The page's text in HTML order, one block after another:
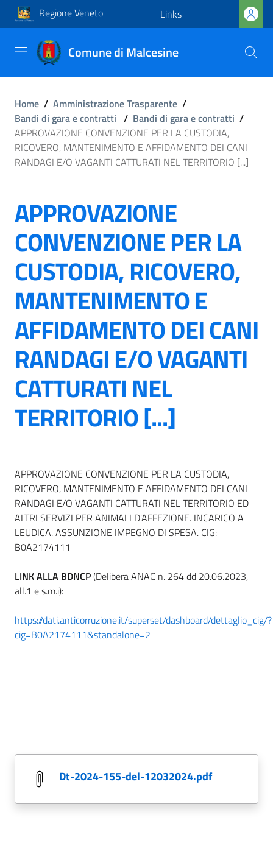
Regione Veneto Links
Comune di Malcesine
Home / Amministrazione Trasparente /
Bandi di gara e contratti / Bandi di gara e contratti /
APPROVAZIONE CONVENZIONE PER LA CUSTODIA,
RICOVERO, MANTENIMENTO E AFFIDAMENTO DEI CANI
RANDAGI E/O VAGANTI CATTURATI NEL TERRITORIO [...]
APPROVAZIONE
CONVENZIONE PER LA
CUSTODIA, RICOVERO,
MANTENIMENTO E
AFFIDAMENTO DEI CANI
RANDAGI E/O VAGANTI
CATTURATI NEL
TERRITORIO [...]
APPROVAZIONE CONVENZIONE PER LA CUSTODIA,
RICOVERO, MANTENIMENTO E AFFIDAMENTO DEI CANI
RANDAGI E/O VAGANTI CATTURATI NEL TERRITORIO ED
ALTRI SERVIZI PER ANIMALI D'AFFEZIONE. INCARICO A
LEUDICA. ASSUNZIONE IMPEGNO DI SPESA. CIG:
B0A2174111
LINK ALLA BDNCP(Delibera ANAC n. 264 dd 20.06.2023,
all.1 e s.m.i):
https://dati.anticorruzione.it/superset/dashboard/dettaglio_cig/?
cig=B0A2174111&standalone=2
dt-2024-155-del-12032024.pdf